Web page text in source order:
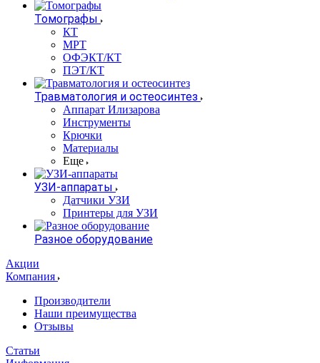
Томографы
КТ
МРТ
ОФЭКТ/КТ
ПЭТ/КТ
Травматология и остеосинтез
Аппарат Илизарова
Инструменты
Крючки
Материалы
Еще
УЗИ-аппараты
Датчики УЗИ
Принтеры для УЗИ
Разное оборудование
Акции
Компания
Производители
Наши преимущества
Отзывы
Статьи